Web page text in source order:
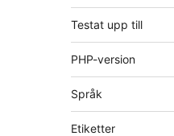
Testat upp till
PHP-version
Språk
Etiketter